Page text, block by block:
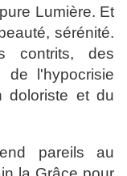
Lumière. Et
sérénité.
contrits, des
de l'hypocrisie
doloriste et du
pareils au